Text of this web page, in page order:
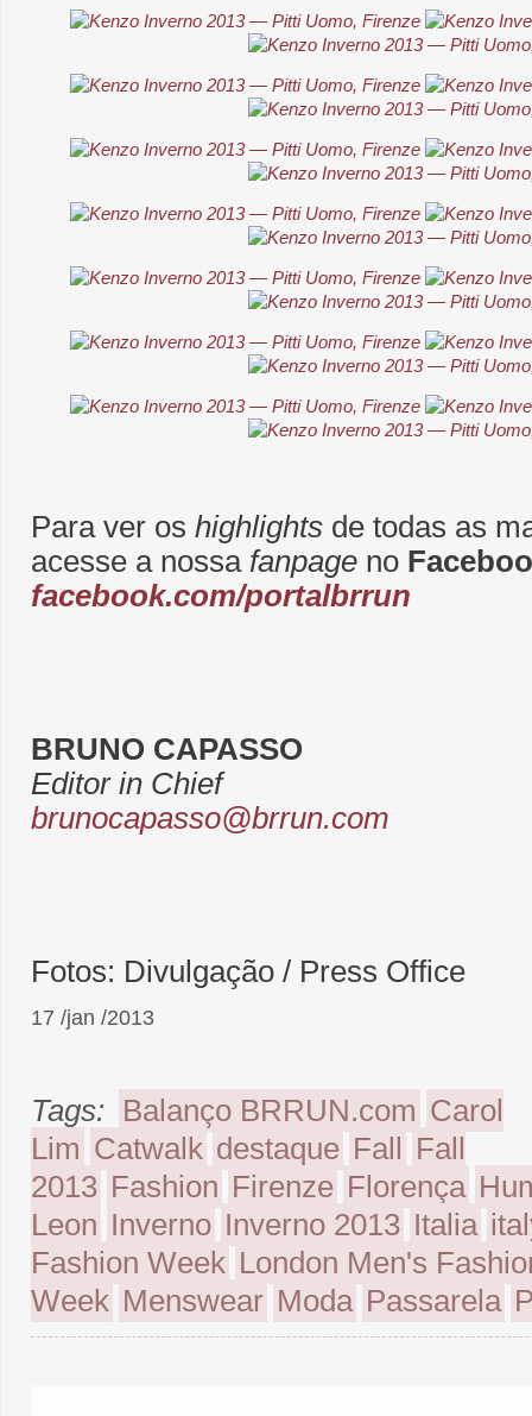
Para ver os highlights de todas as
acesse a nossa fanpage no
facebook.com/portalbrrun
BRUNO CAPASSO
Editor in Chief
brunocapasso@brrun.com
Fotos: Divulgação / Press Office
17 /jan /2013
Tags: Balanço BRRUN.com Carol
Lim Catwalk destaque Fall Fall
2013 Fashion Firenze Florença
Leon Inverno Inverno 2013 Italia
Fashion Week London Men's
Week Menswear Moda Passarela